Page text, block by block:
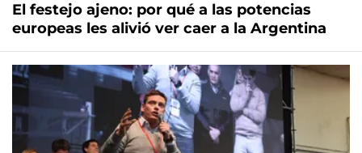
El festejo ajeno: por qué a las potencias
europeas les alivió ver caer a la Argentina